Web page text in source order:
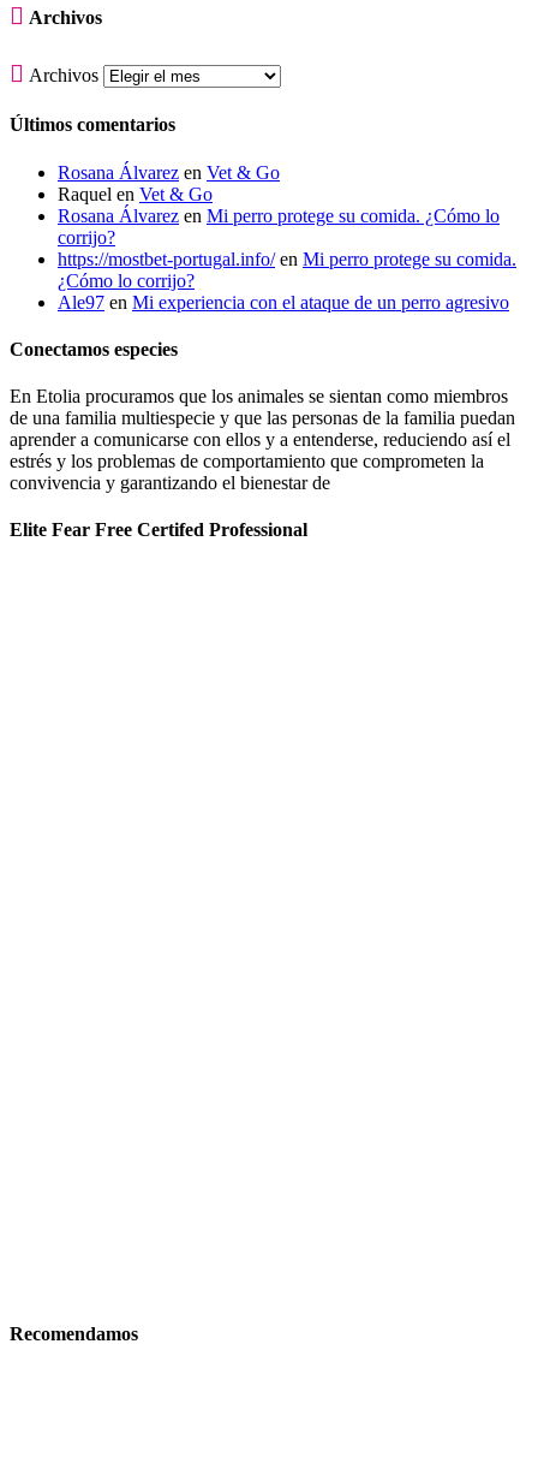
 Archivos
 Archivos
Últimos comentarios
Rosana Álvarez en Vet & Go
Raquel en Vet & Go
Rosana Álvarez en Mi perro protege su comida. ¿Cómo lo
corrijo?
https://mostbet-portugal.info/en Mi perro protege su comida.
¿Cómo lo corrijo?
Ale97 en Mi experiencia con el ataque de un perro agresivo
Conectamos especies
En Etolia procuramos que los animales se sientan como miembros
de una familia multiespecie y que las personas de la familia puedan
aprender a comunicarse con ellos y a entenderse, reduciendo así el
estrés y los problemas de comportamiento que comprometen la
convivencia y garantizando el bienestar de
Elite Fear Free Certifed Professional
Recomendamos